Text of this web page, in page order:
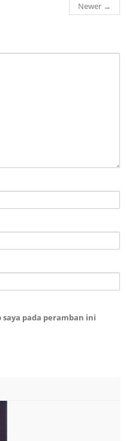
Newer →
pada peramban ini